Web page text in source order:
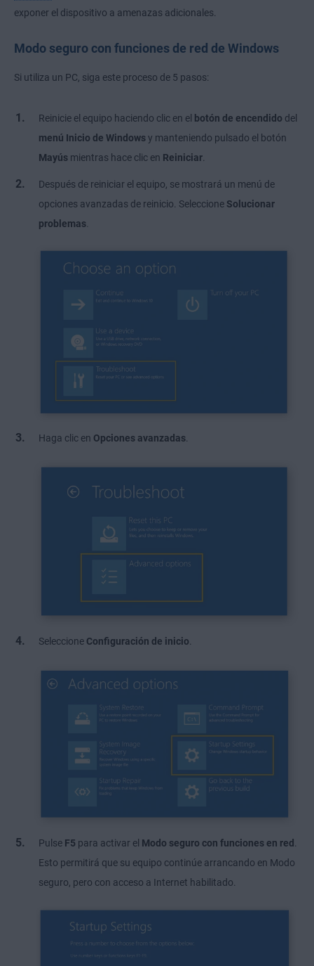
exponer el dispositivo a amenazas adicionales.
Modo seguro con funciones de red de Windows
Si utiliza un PC, siga este proceso de 5 pasos:
Reinicie el equipo haciendo clic en el botón de encendido del
menú Inicio de Windowsy manteniendo pulsado el botón
Mayús mientras hace clic en Reiniciar.
Después de reiniciar el equipo, se mostrará un menú de
opciones avanzadas de reinicio. Seleccione Solucionar
problemas.
Haga clic en Opciones avanzadas.
Seleccione Configuración de inicio
Pulse F5 para activar el Modo seguro con funciones en red
Esto permitirá que su equipo continúe arrancando en Modo
seguro, pero con acceso a Internet habilitado.